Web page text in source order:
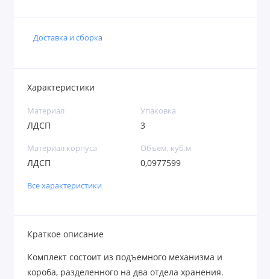
Доставка и сборка
Характеристики
Материал
ЛДСП
Упаковка
3
Материал корпуса
ЛДСП
Объем, куб.м
0,0977599
Все характеристики
Краткое описание
Комплект состоит из подъемного механизма и
короба, разделенного на два отдела хранения.